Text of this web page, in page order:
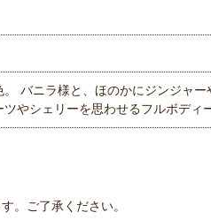
バニラ様と、ほのかにジンジャー
ツやシェリーを思わせるフルボデ
。ご了承ください。